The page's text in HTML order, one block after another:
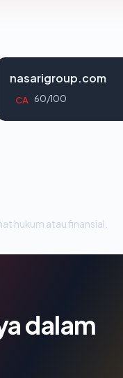
nasarigroup.com
CA 60/100
hukum atau finansial.
dalam